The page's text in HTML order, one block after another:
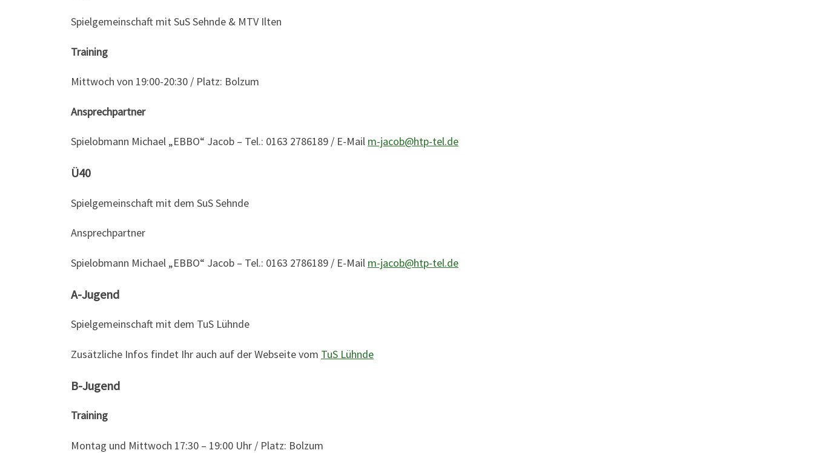
Spielgemeinschaft mit SuS Sehnde & MTV Ilten
Training
Mittwoch von 19:00-20:30 / Platz: Bolzum
Ansprechpartner
Spielobmann Michael „EBBO“ Jacob – Tel.: 0163 2786189 / E-Mail m-jacob@htp-tel.de
Ü40
Spielgemeinschaft mit dem SuS Sehnde
Ansprechpartner
Spielobmann Michael „EBBO“ Jacob – Tel.: 0163 2786189 / E-Mail m-jacob@htp-tel.de
A-Jugend
Spielgemeinschaft mit dem TuS Lühnde
Zusätzliche Infos findet Ihr auch auf der Webseite vom TuS Lühnde
B-Jugend
Training
Montag und Mittwoch 17:30 – 19:00 Uhr / Platz: Bolzum